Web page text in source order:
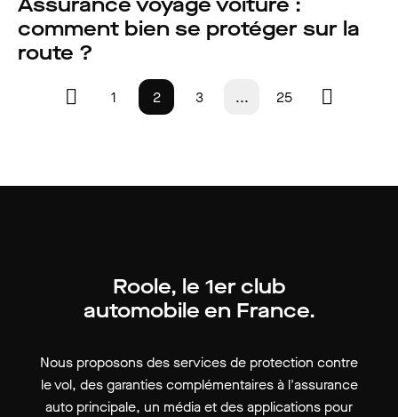
comment bien se protéger sur la
route ?
1 2 3 ... 25
Roole, le 1er club
automobile en France.
Nous proposons des services de protection contre
le vol, des garanties complémentaires à l'assurance
auto principale, un média et des applications pour